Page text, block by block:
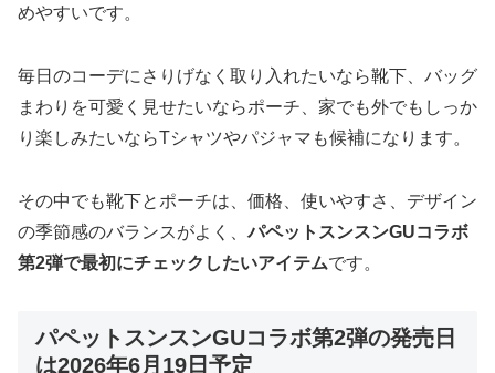
めやすいです。
毎日のコーデにさりげなく取り入れたいなら靴下、バッグ
まわりを可愛く見せたいならポーチ、家でも外でもしっか
り楽しみたいならTシャツやパジャマも候補になります。
その中でも靴下とポーチは、価格、使いやすさ、デザイン
の季節感のバランスがよく、パペットスンスンGUコラボ
第2弾で最初にチェックしたいアイテムです。
パペットスンスンGUコラボ第2弾の発売日
は2026年6月19日予定